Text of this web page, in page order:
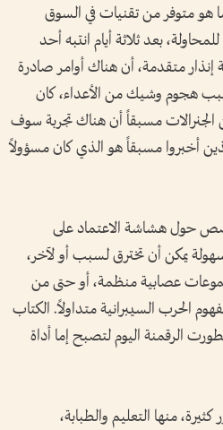
هو متوفر من تقنيات في السوق
بعد ثلاثة أيام انتبه أحد
إنذار متقدمة، أن هناك أوامر صادرة
هجوم وشيك من الأعداء، كان
مسبقاً أن هناك تجربة سوف
أخبروا مسبقاً هو الذي كان مسؤولاً
حول هشاشة الاعتماد على
يمكن أن تخترق لسبب أو لآخر،
عصابية منظمة، أو حتى من
السيبرانية متداولاً. الكتاب
الرقمنة اليوم لتصبح إما أداة
منها التعليم والطبابة،